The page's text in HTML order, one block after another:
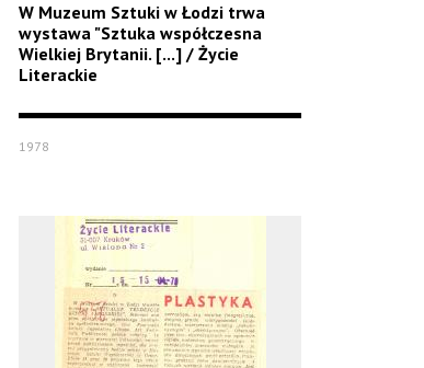
W Muzeum Sztuki w Łodzi trwa
wystawa "Sztuka współczesna
Wielkiej Brytanii. [...] / Życie
Literackie
1978